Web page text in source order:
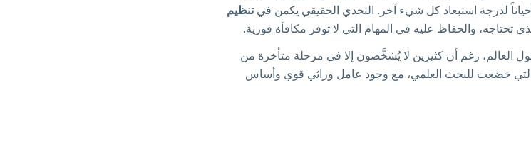
لدرجة استبعاد كل شيء آخر. التحدي الحقيقي يكمن فيتنظيم
تحتاجه، والحفاظ عليه في المهام التي لا توفر مكافأة فورية.
العالم، رغم أن كثيرين لا يُشخَّصون إلا في مرحلة متأخرة من
التي خضعت للبحث العلمي، مع وجود عامل وراثي قوي وأساس